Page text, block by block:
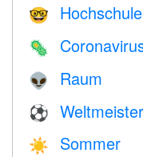
🤓 Hochschule
🦠
👽 Raum
⚽
☀️ Sommer